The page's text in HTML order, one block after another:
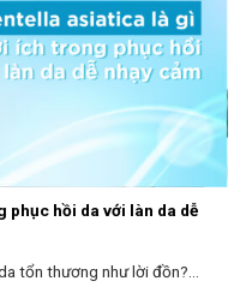
hồi da với làn da dễ
tổn thương như lời đồn?...